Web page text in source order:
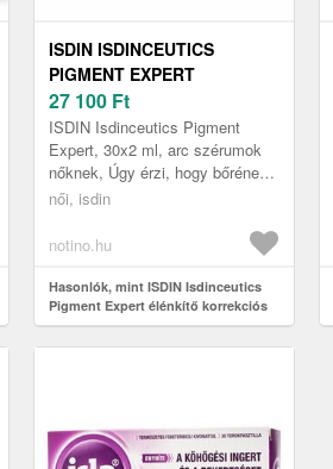
ISDIN ISDINCEUTICS
PIGMENT EXPERT
ÉLÉNKÍTŐ KORREKCIÓS
SZÉRUM A
PIGMENTFOLTOK ELLEN
30X2 ML
27 100 Ft
ISDIN Isdinceutics Pigment
Expert, 30x2 ml, arc szérumok
nőknek, Úgy érzi, hogy bőrének
többre van szüksége, mint amit a
női, isdin
notino.hu
Hasonlók, mint ISDIN Isdinceutics
Pigment Expert élénkítő korrekciós
szérum a pigmentfoltok ellen 30x2
ml